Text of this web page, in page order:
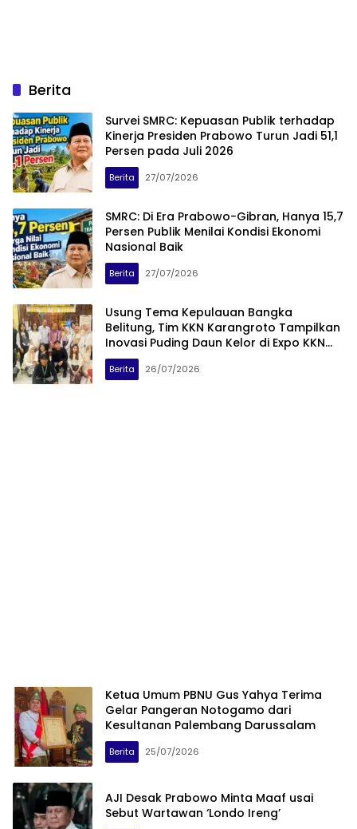
Berita
Survei SMRC: Kepuasan Publik terhadap
Kinerja Presiden Prabowo Turun Jadi 51,1
Persen pada Juli 2026
Berita 27/07/2026
SMRC: Di Era Prabowo-Gibran, Hanya 15,7
Persen Publik Menilai Kondisi Ekonomi
Nasional Baik
Berita 27/07/2026
Usung Tema Kepulauan Bangka
Belitung, Tim KKN Karangroto Tampilkan
Inovasi Puding Daun Kelor di Expo KKN
PPM XXVIII Universitas Semarang
Berita 26/07/2026
Ketua Umum PBNU Gus Yahya Terima
Gelar Pangeran Notogamo dari
Kesultanan Palembang Darussalam
Berita 25/07/2026
AJI Desak Prabowo Minta Maaf usai
Sebut Wartawan ‘Londo Ireng’